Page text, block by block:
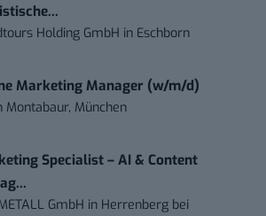
Holding GmbH in Eschborn
Marketing Manager (w/m/d)
Montabaur, München
Specialist – AI & Content
GmbH in Herrenberg bei